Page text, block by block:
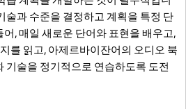
술과 수준을 결정하고 계획을 특정 단
, 매일 새로운 단어와 표현을 배우고,
를 읽고, 아제르바이잔어의 오디오 북
기술을 정기적으로 연습하도록 도전